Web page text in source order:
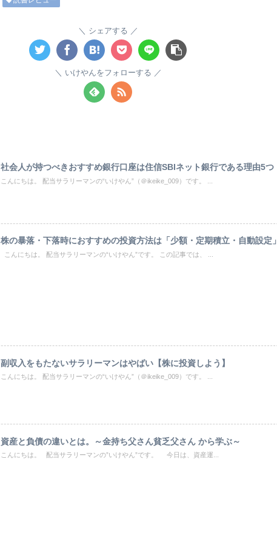
シェアする
いけやんをフォローする
社会人が持つべきおすすめ銀行口座は住信SBIネット銀行である理由5つ
こんにちは。 配当サラリーマンの“いけやん”（＠ikeike_009）です。 ...
株の暴落・下落時におすすめの投資方法は「少額・定期積立・自動設定」
こんにちは。 配当サラリーマンの“いけやん”です。 この記事では、 ...
副収入をもたないサラリーマンはやばい【株に投資しよう】
こんにちは。 配当サラリーマンの“いけやん”（＠ikeike_009）です。 ...
資産と負債の違いとは。～金持ち父さん貧乏父さん から学ぶ～
こんにちは。 配当サラリーマンの”いけやん”です。 今日は、資産運...